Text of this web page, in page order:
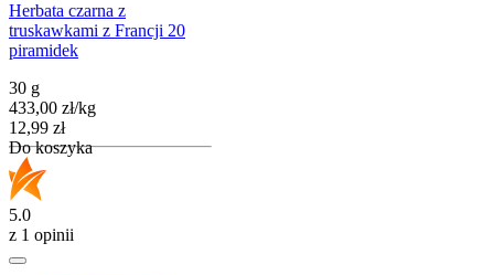
Herbata czarna z
truskawkami z Francji 20
piramidek
30 g
433,00 zł/kg
Cena
12,99 zł
Do koszyka
5.0
z 1 opinii